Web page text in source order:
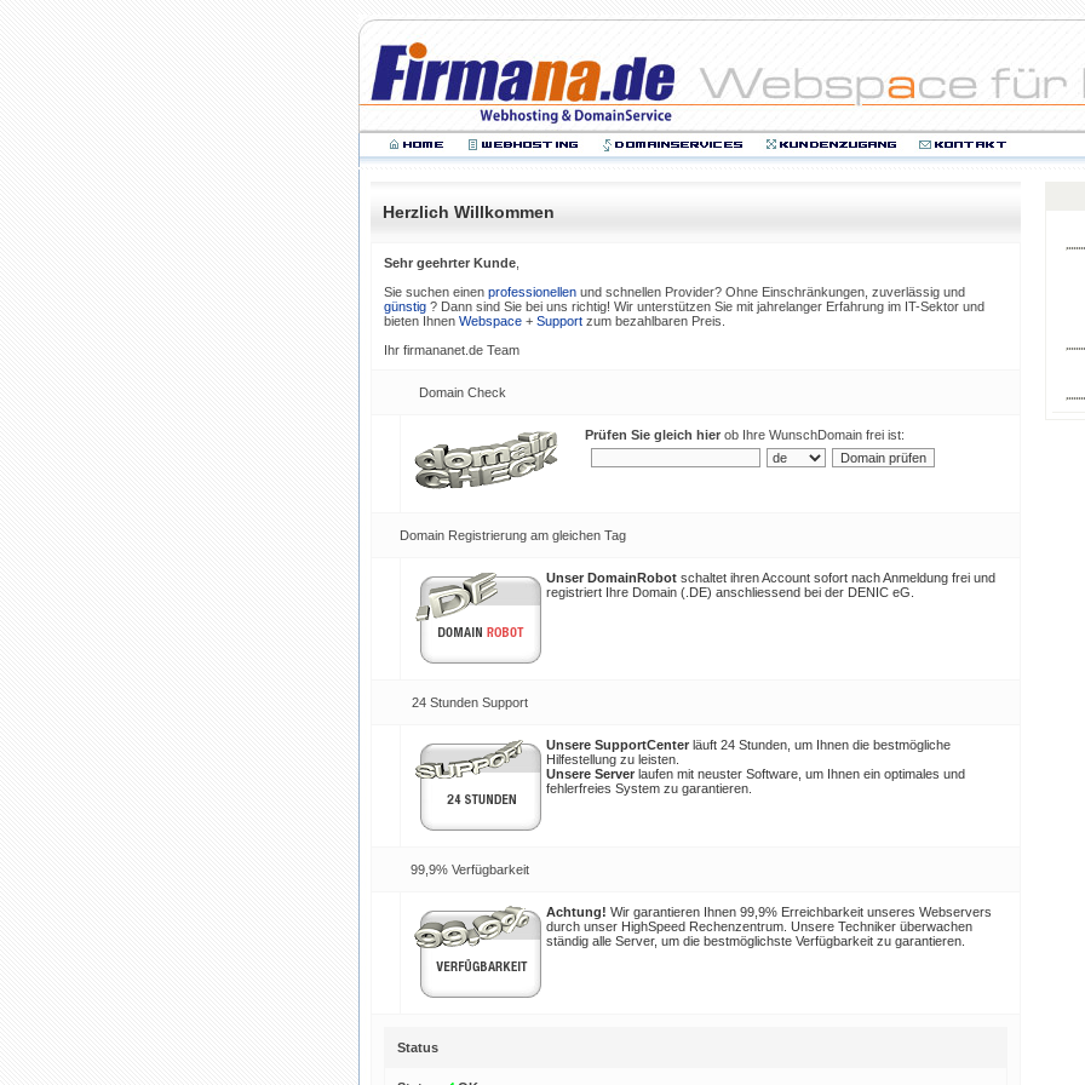
Herzlich Willkommen
Sehr geehrter Kunde,
Sie suchen einen professionellenund schnellen Provider? Ohne Einschränkungen, zuverlässig und
günstig? Dann sind Sie bei uns richtig! Wir unterstützen Sie mit jahrelanger Erfahrung im IT-Sektor und
bieten Ihnen Webspace+ Supportzum bezahlbaren Preis.
Ihr firmananet.de Team
Domain Check
Prüfen Sie gleich hier ob Ihre WunschDomain frei ist:
Domain Registrierung am gleichen Tag
Unser DomainRobot schaltet ihren Account sofort nach Anmeldung frei und
registriert Ihre Domain (.DE) anschliessend bei der DENIC eG.
24 Stunden Support
Unsere SupportCenter läuft 24 Stunden, um Ihnen die bestmögliche
Hilfestellung zu leisten.
Unsere Server laufen mit neuster Software, um Ihnen ein optimales und
fehlerfreies System zu garantieren.
99,9% Verfügbarkeit
Achtung! Wir garantieren Ihnen 99,9% Erreichbarkeit unseres Webservers
durch unser HighSpeed Rechenzentrum. Unsere Techniker überwachen
ständig alle Server, um die bestmöglichste Verfügbarkeit zu garantieren.
Status